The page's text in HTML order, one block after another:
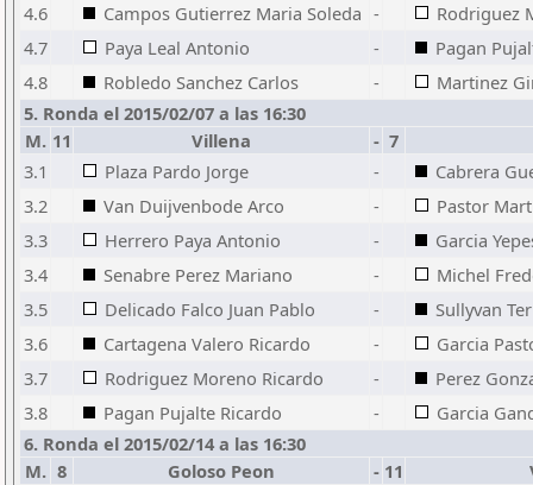
4.6
Campos Gutierrez Maria Soleda -
Rodriguez
4.7
Paya Leal Antonio -
Pagan
4.8
Robledo Sanchez Carlos -
Martinez
5. Ronda el 2015/02/07 a las 16:30
M. 11 Villena - 7
3.1
Plaza Pardo Jorge -
Cabrera
3.2
Van Duijvenbode Arco -
Pastor
3.3
Herrero Paya Antonio -
Garcia
3.4
Senabre Perez Mariano -
Michel
3.5
Delicado Falco Juan Pablo -
Sullyvan
3.6
Cartagena Valero Ricardo -
Garcia
3.7
Rodriguez Moreno Ricardo -
Perez
3.8
Pagan Pujalte Ricardo -
Garcia
6. Ronda el 2015/02/14 a las 16:30
M. 8 Goloso Peon - 11